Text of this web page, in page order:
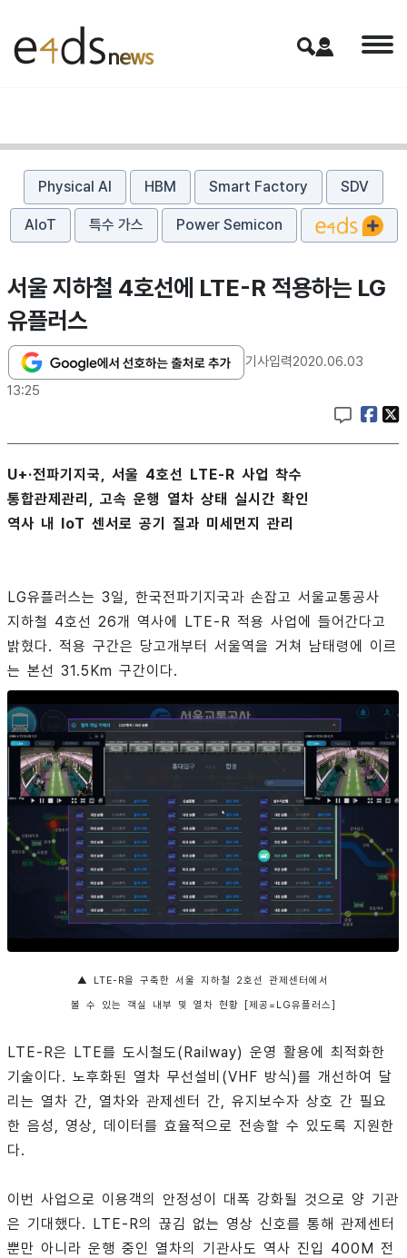
Physical AI HBM Smart Factory SDV
AIoT 특수 가스 Power Semicon
서울 지하철 4호선에 LTE-R 적용하는 LG
유플러스
기사입력2020.06.03
13:25
U+·전파기지국, 서울 4호선 LTE-R 사업 착수
통합관제관리, 고속 운행 열차 상태 실시간 확인
역사 내 IoT 센서로 공기 질과 미세먼지 관리
LG유플러스는 3일, 한국전파기지국과 손잡고 서울교통공사
지하철 4호선 26개 역사에 LTE-R 적용 사업에 들어간다고
밝혔다. 적용 구간은 당고개부터 서울역을 거쳐 남태령에 이르
는 본선 31.5Km 구간이다.
▲ LTE-R을 구축한 서울 지하철 2호선 관제센터에서
볼 수 있는 객실 내부 및 열차 현황 [제공=LG유플러스]
LTE-R은 LTE를 도시철도(Railway) 운영 활용에 최적화한
기술이다. 노후화된 열차 무선설비(VHF 방식)를 개선하여 달
리는 열차 간, 열차와 관제센터 간, 유지보수자 상호 간 필요
한 음성, 영상, 데이터를 효율적으로 전송할 수 있도록 지원한
다.
이번 사업으로 이용객의 안정성이 대폭 강화될 것으로 양 기관
은 기대했다. LTE-R의 끊김 없는 영상 신호를 통해 관제센터
뿐만 아니라 운행 중인 열차의 기관사도 역사 진입 400M 전